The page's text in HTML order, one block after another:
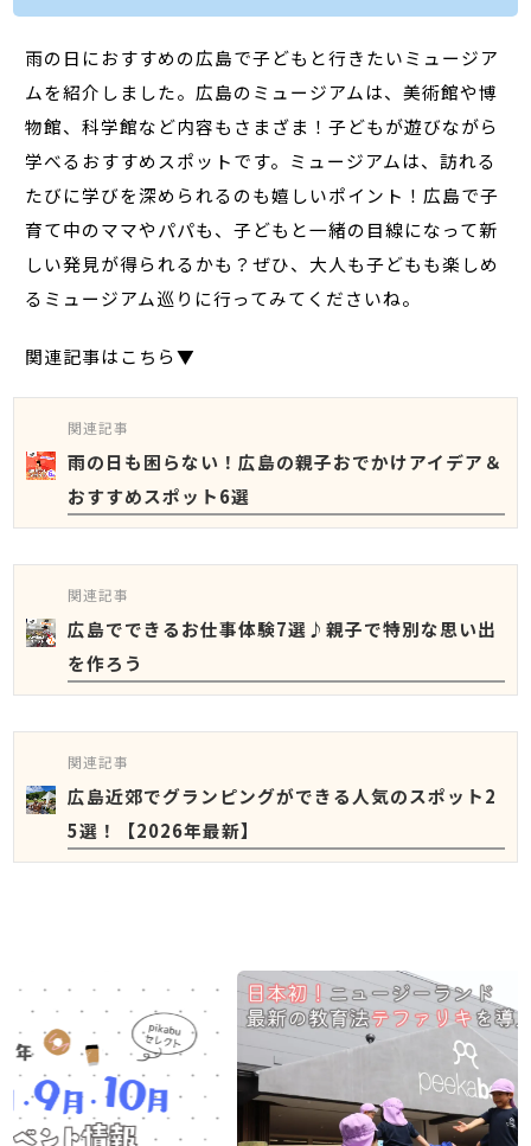
雨の日におすすめの広島で子どもと行きたいミュージア
ムを紹介しました。広島のミュージアムは、美術館や博
物館、科学館など内容もさまざま！子どもが遊びながら
学べるおすすめスポットです。ミュージアムは、訪れる
たびに学びを深められるのも嬉しいポイント！広島で子
育て中のママやパパも、子どもと一緒の目線になって新
しい発見が得られるかも？ぜひ、大人も子どもも楽しめ
るミュージアム巡りに行ってみてくださいね。
関連記事はこちら▼
関連記事
雨の日も困らない！広島の親子おでかけアイデア＆
おすすめスポット6選
関連記事
広島でできるお仕事体験7選♪親子で特別な思い出
を作ろう
関連記事
広島近郊でグランピングができる人気のスポット2
5選！【2026年最新】